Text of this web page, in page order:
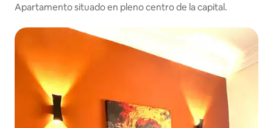
Apartamento situado en pleno centro de la capital.